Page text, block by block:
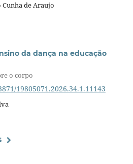
Cunha de Araujo
da dança na educação
o corpo
19805071.2026.34.1.11143